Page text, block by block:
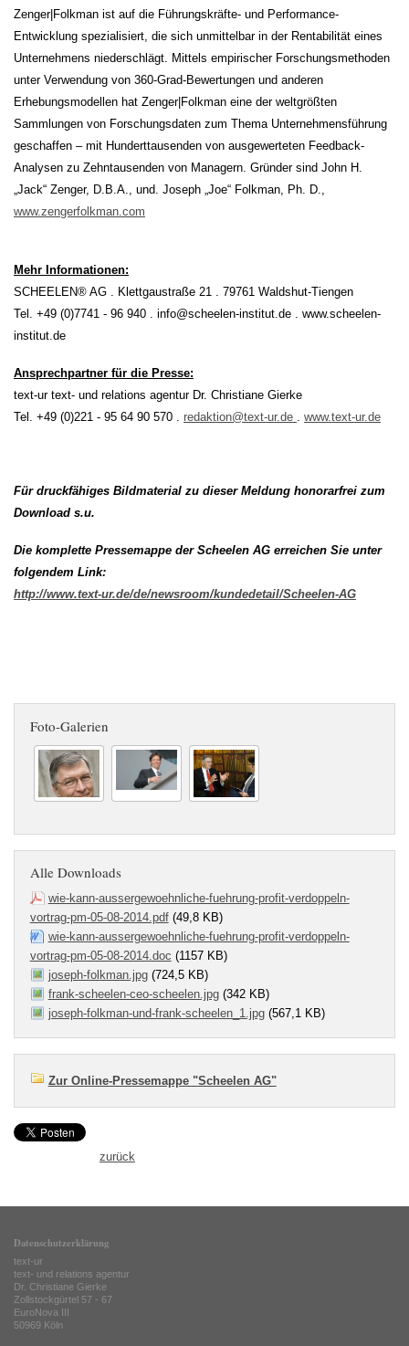
Zenger|Folkman ist auf die Führungskräfte- und Performance-
Entwicklung spezialisiert, die sich unmittelbar in der Rentabilität eines
Unternehmens niederschlägt. Mittels empirischer Forschungsmethoden
unter Verwendung von 360-Grad-Bewertungen und anderen
Erhebungsmodellen hat Zenger|Folkman eine der weltgrößten
Sammlungen von Forschungsdaten zum Thema Unternehmensführung
geschaffen – mit Hunderttausenden von ausgewerteten Feedback-
Analysen zu Zehntausenden von Managern. Gründer sind John H.
„Jack“ Zenger, D.B.A., und. Joseph „Joe“ Folkman, Ph. D.,
www.zengerfolkman.com
Mehr Informationen:
SCHEELEN® AG . Klettgaustraße 21 . 79761 Waldshut-Tiengen
Tel. +49 (0)7741 - 96 940 . info@scheelen-institut.de . www.scheelen-
institut.de
Ansprechpartner für die Presse:
text-ur text- und relations agentur Dr. Christiane Gierke
Tel. +49 (0)221 - 95 64 90 570 . redaktion@text-ur.de . www.text-ur.de
Für druckfähiges Bildmaterial zu dieser Meldung honorarfrei zum
Download s.u.
Die komplette Pressemappe der Scheelen AG erreichen Sie unter
folgendem Link:
http://www.text-ur.de/de/newsroom/kundedetail/Scheelen-AG
Foto-Galerien
Alle Downloads
wie-kann-aussergewoehnliche-fuehrung-profit-verdoppeln-
vortrag-pm-05-08-2014.pdf(49,8 KB)
wie-kann-aussergewoehnliche-fuehrung-profit-verdoppeln-
vortrag-pm-05-08-2014.doc (1157 KB)
joseph-folkman.jpg(724,5 KB)
frank-scheelen-ceo-scheelen.jpg(342 KB)
joseph-folkman-und-frank-scheelen_1.jpg(567,1 KB)
Zur Online-Pressemappe "Scheelen AG"
zurück
Datenschutzerklärung
text-ur
text- und relations agentur
Dr. Christiane Gierke
Zollstockgürtel 57 - 67
EuroNova III
50969 Köln